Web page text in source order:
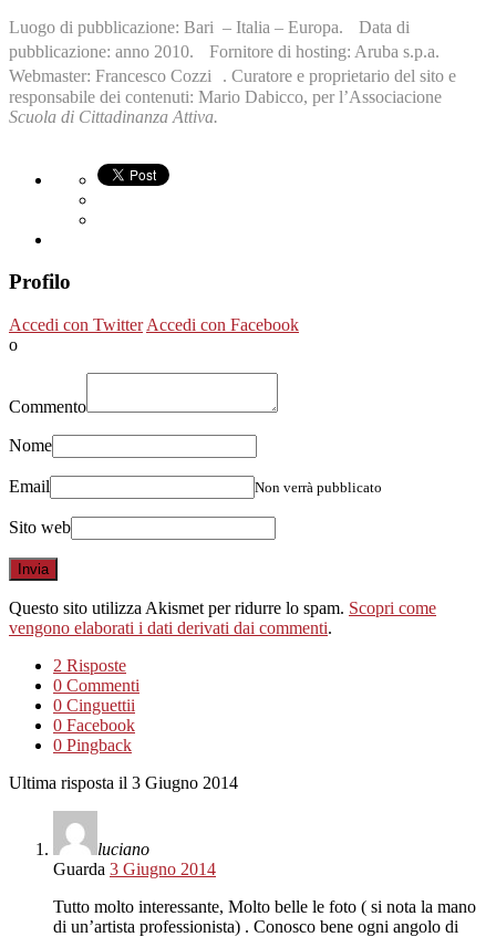
Luogo di pubblicazione: Bari – Italia – Europa. Data di
pubblicazione: anno 2010. Fornitore di hosting: Aruba s.p.a.
Webmaster: Francesco Cozzi . Curatore e proprietario del sito e
responsabile dei contenuti: Mario Dabicco, per l’Associacione
Scuola di Cittadinanza Attiva.
070-461 certification,
70-178 certification,
350-030 certification
102-400 certification
70-463 certification,
70-533 certification
70-461 certification,
PR000041 certification,
2V0-621D certification,
300-101 exam
ADM-201 exam
70-270 exam
70-488 exam
70-532 exam,
CCA-500 exam,
VCP550 exam,
220-902 exam,
JN0-102 exam,
350-030 exam,
300-075 exam,
1Y0-201 exam ,
PR000041 exam
Profilo
Accedi con Twitter Accedi con Facebook
o
Commento
Nome
Email Non verrà pubblicato
Sito web
Questo sito utilizza Akismet per ridurre lo spam. Scopri come
vengono elaborati i dati derivati dai commenti.
2 Risposte
0 Commenti
0 Cinguettii
0 Facebook
0 Pingback
Ultima risposta il 3 Giugno 2014
luciano
Guarda 3 Giugno 2014
Tutto molto interessante, Molto belle le foto ( si nota la mano
di un’artista professionista) . Conosco bene ogni angolo di